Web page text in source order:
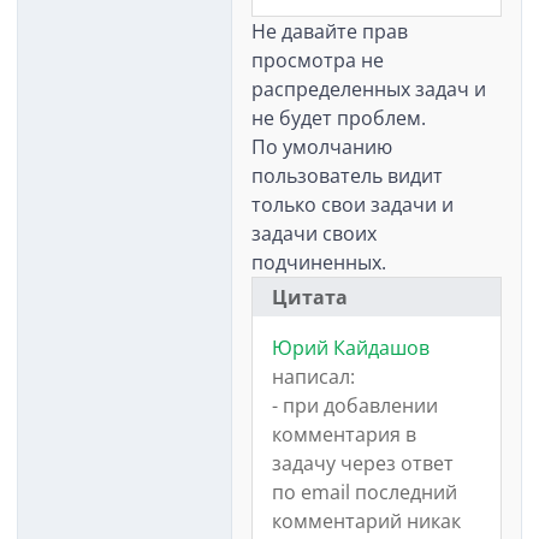
Не давайте прав
просмотра не
распределенных задач и
не будет проблем.
По умолчанию
пользователь видит
только свои задачи и
задачи своих
подчиненных.
Цитата
Юрий Кайдашов
написал:
- при добавлении
комментария в
задачу через ответ
по email последний
комментарий никак